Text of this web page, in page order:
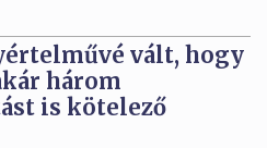
vált, hogy
három
is kötelező